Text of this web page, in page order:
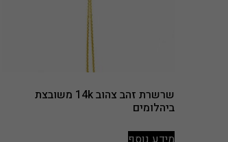
שרשרת זהב צהוב 14k משובצת
ביהלומים